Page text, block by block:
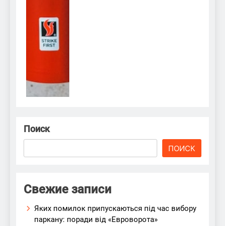
Поиск
ПОИСК
Свежие записи
Яких помилок припускаються під час вибору
паркану: поради від «Евроворота»